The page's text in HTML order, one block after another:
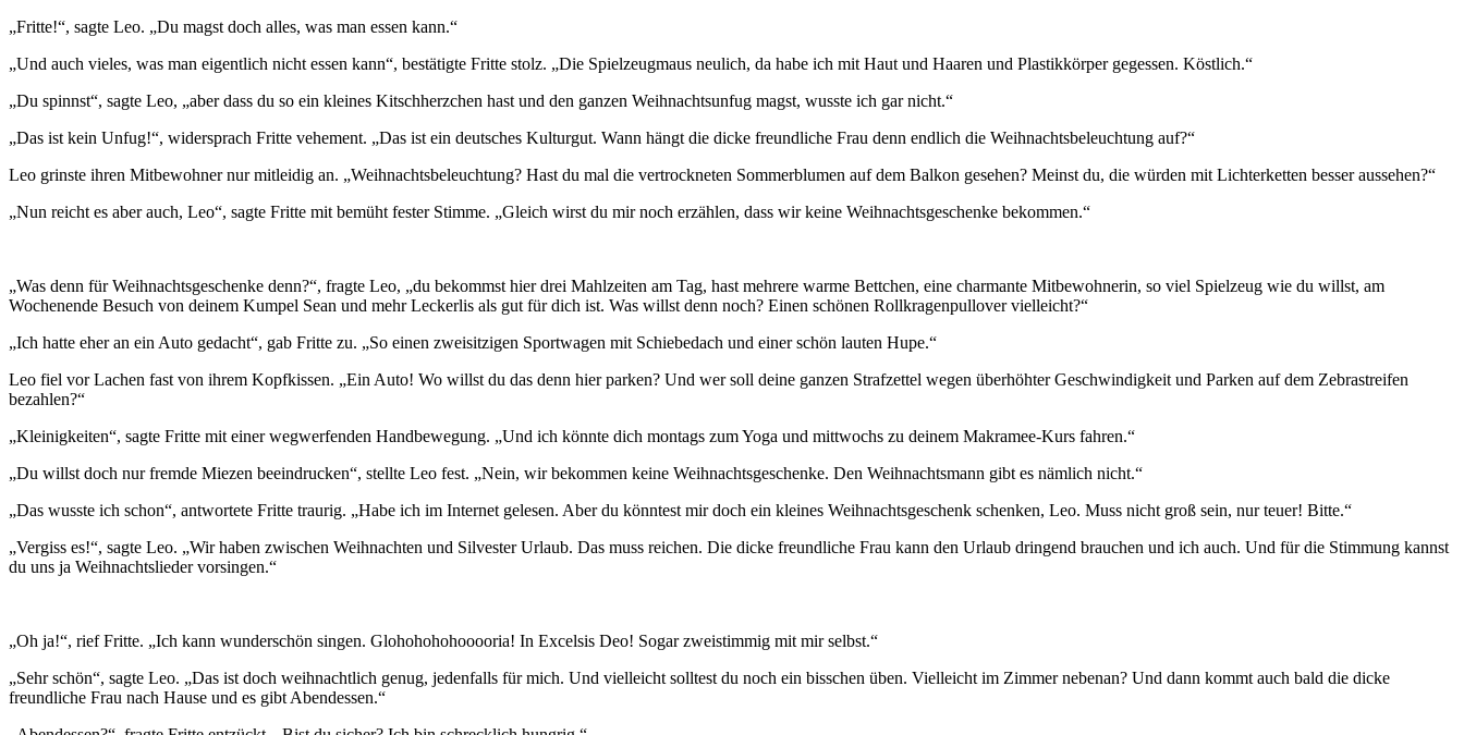
„Fritte!“, sagte Leo. „Du magst doch alles, was man essen kann.“
„Und auch vieles, was man eigentlich nicht essen kann“, bestätigte Fritte stolz. „Die Spielzeugmaus neulich, da habe ich mit Haut und Haaren und Plastikkörper gegessen. Köstlich.“
„Du spinnst“, sagte Leo, „aber dass du so ein kleines Kitschherzchen hast und den ganzen Weihnachtsunfug magst, wusste ich gar nicht.“
„Das ist kein Unfug!“, widersprach Fritte vehement. „Das ist ein deutsches Kulturgut. Wann hängt die dicke freundliche Frau denn endlich die Weihnachtsbeleuchtung auf?“
Leo grinste ihren Mitbewohner nur mitleidig an. „Weihnachtsbeleuchtung? Hast du mal die vertrockneten Sommerblumen auf dem Balkon gesehen? Meinst du, die würden mit Lichterketten besser aussehen?“
„Nun reicht es aber auch, Leo“, sagte Fritte mit bemüht fester Stimme. „Gleich wirst du mir noch erzählen, dass wir keine Weihnachtsgeschenke bekommen.“
„Was denn für Weihnachtsgeschenke denn?“, fragte Leo, „du bekommst hier drei Mahlzeiten am Tag, hast mehrere warme Bettchen, eine charmante Mitbewohnerin, so viel Spielzeug wie du willst, am
Wochenende Besuch von deinem Kumpel Sean und mehr Leckerlis als gut für dich ist. Was willst denn noch? Einen schönen Rollkragenpullover vielleicht?“
„Ich hatte eher an ein Auto gedacht“, gab Fritte zu. „So einen zweisitzigen Sportwagen mit Schiebedach und einer schön lauten Hupe.“
Leo fiel vor Lachen fast von ihrem Kopfkissen. „Ein Auto! Wo willst du das denn hier parken? Und wer soll deine ganzen Strafzettel wegen überhöhter Geschwindigkeit und Parken auf dem Zebrastreifen
bezahlen?“
„Kleinigkeiten“, sagte Fritte mit einer wegwerfenden Handbewegung. „Und ich könnte dich montags zum Yoga und mittwochs zu deinem Makramee-Kurs fahren.“
„Du willst doch nur fremde Miezen beeindrucken“, stellte Leo fest. „Nein, wir bekommen keine Weihnachtsgeschenke. Den Weihnachtsmann gibt es nämlich nicht.“
„Das wusste ich schon“, antwortete Fritte traurig. „Habe ich im Internet gelesen. Aber du könntest mir doch ein kleines Weihnachtsgeschenk schenken, Leo. Muss nicht groß sein, nur teuer! Bitte.“
„Vergiss es!“, sagte Leo. „Wir haben zwischen Weihnachten und Silvester Urlaub. Das muss reichen. Die dicke freundliche Frau kann den Urlaub dringend brauchen und ich auch. Und für die Stimmung kannst
du uns ja Weihnachtslieder vorsingen.“
„Oh ja!“, rief Fritte. „Ich kann wunderschön singen. Glohohohohooooria! In Excelsis Deo! Sogar zweistimmig mit mir selbst.“
„Sehr schön“, sagte Leo. „Das ist doch weihnachtlich genug, jedenfalls für mich. Und vielleicht solltest du noch ein bisschen üben. Vielleicht im Zimmer nebenan? Und dann kommt auch bald die dicke
freundliche Frau nach Hause und es gibt Abendessen.“